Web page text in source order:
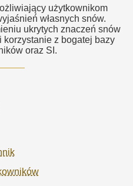
użytkownikom
własnych snów.
ukrytych znaczeń snów
z bogatej bazy
oraz SI.